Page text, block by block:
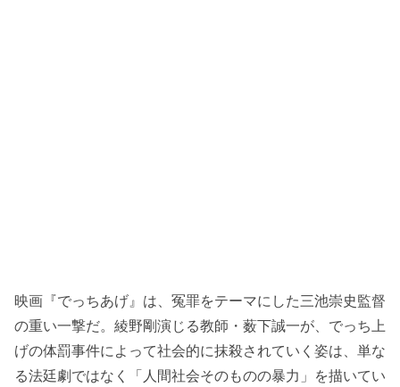
映画『でっちあげ』は、冤罪をテーマにした三池崇史監督
の重い一撃だ。綾野剛演じる教師・薮下誠一が、でっち上
げの体罰事件によって社会的に抹殺されていく姿は、単な
る法廷劇ではなく「人間社会そのものの暴力」を描いてい